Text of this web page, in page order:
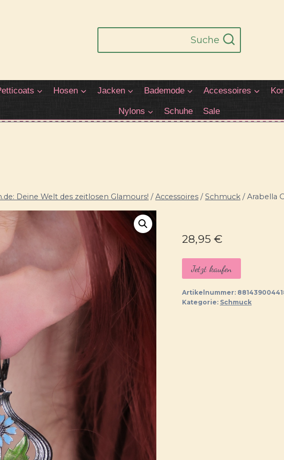
Suche
Hosen Jacken Bademode Accessoires
Nylons Schuhe Sale
Deine Welt des zeitlosen Glamours! / Accessoires / Schmuck / Arabella
28,95 €
Jetzt kaufen
Artikelnummer:
Kategorie: Schmuck